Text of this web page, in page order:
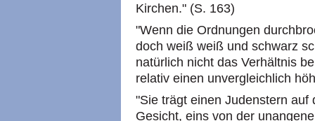
Kirchen." (S. 163)
"Wenn die Ordnungen
doch weiß weiß und schwarz
natürlich nicht das Verhältnis
relativ einen unvergleichlich
"Sie trägt einen Judenstern
Gesicht, eins von der